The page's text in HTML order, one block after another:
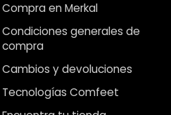
Compra en Merkal
Condiciones generales de
compra
Cambios y devoluciones
Tecnologías Comfeet